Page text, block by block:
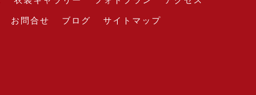
お問合せ ブログ サイトマップ